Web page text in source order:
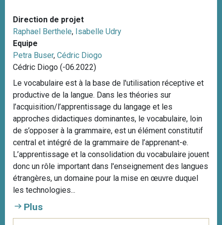
Direction de projet
Raphael Berthele, Isabelle Udry
Equipe
Petra Buser, Cédric Diogo
Cédric Diogo (-06.2022)
Le vocabulaire est à la base de l'utilisation réceptive et
productive de la langue. Dans les théories sur
l’acquisition/l’apprentissage du langage et les
approches didactiques dominantes, le vocabulaire, loin
de s’opposer à la grammaire, est un élément constitutif
central et intégré de la grammaire de l’apprenant-e.
L’apprentissage et la consolidation du vocabulaire jouent
donc un rôle important dans l'enseignement des langues
étrangères, un domaine pour la mise en œuvre duquel
les technologies...
Plus